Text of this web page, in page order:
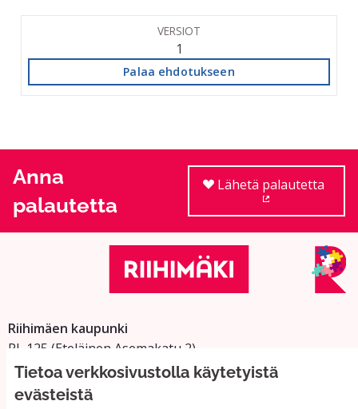
Tietoa verkkosivustolla käytetyistä
evästeistä
VERSIOT
1
Palaa ehdotukseen
Anna
palautetta
Lähetä palautetta
Riihimäen kaupunki
PL 125 (Eteläinen Asemakatu 2)
11101 Riihimäki
Vaihde: 019 758 4000